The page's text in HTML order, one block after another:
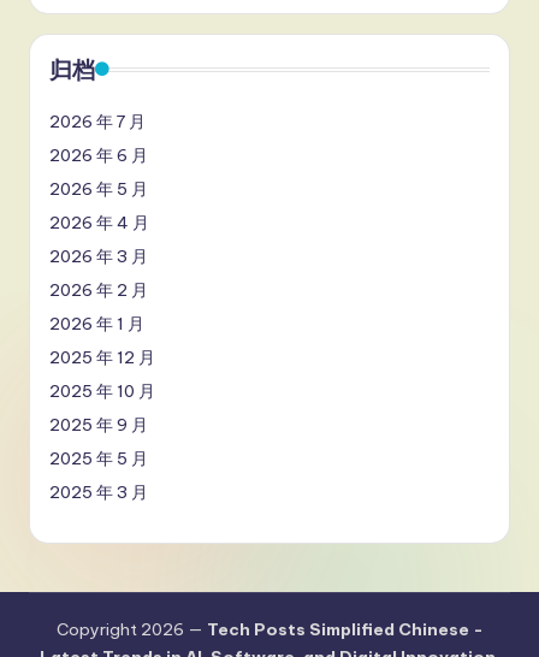
归档
2026 年 7 月
2026 年 6 月
2026 年 5 月
2026 年 4 月
2026 年 3 月
2026 年 2 月
2026 年 1 月
2025 年 12 月
2025 年 10 月
2025 年 9 月
2025 年 5 月
2025 年 3 月
Copyright 2026 — Tech Posts Simplified Chinese -